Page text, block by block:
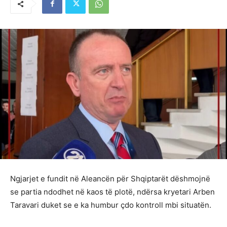
Ngjarjet e fundit në Aleancën për Shqiptarët dëshmojnë
se partia ndodhet në kaos të plotë, ndërsa kryetari Arben
Taravari duket se e ka humbur çdo kontroll mbi situatën.